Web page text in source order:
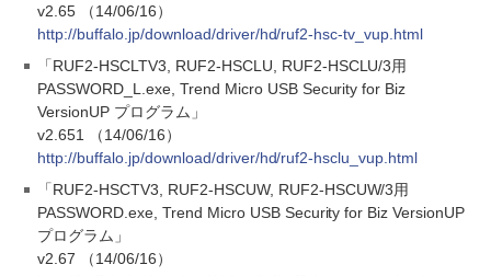
v2.65 （14/06/16）
http://buffalo.jp/download/driver/hd/ruf2-hsc-tv_vup.html
「RUF2-HSCLTV3, RUF2-HSCLU, RUF2-HSCLU/3用
PASSWORD_L.exe, Trend Micro USB Security for Biz
VersionUP プログラム」
v2.651 （14/06/16）
http://buffalo.jp/download/driver/hd/ruf2-hsclu_vup.html
「RUF2-HSCTV3, RUF2-HSCUW, RUF2-HSCUW/3用
PASSWORD.exe, Trend Micro USB Security for Biz VersionUP
プログラム」
v2.67 （14/06/16）